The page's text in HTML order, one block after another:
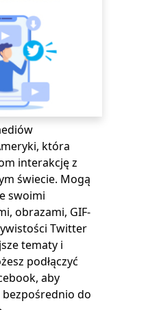
która
interakcję z
świecie. Mogą
swoimi
obrazami, GIF-
Twitter
tematy i
podłączyć
aby
do